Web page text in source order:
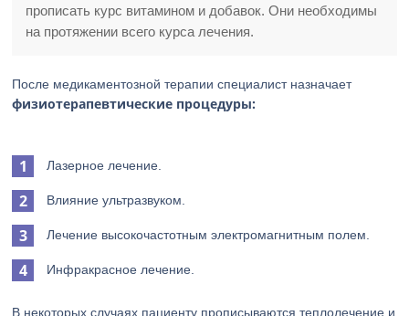
прописать курс витамином и добавок. Они необходимы
на протяжении всего курса лечения.
После медикаментозной терапии специалист назначает
физиотерапевтические процедуры:
Лазерное лечение.
Влияние ультразвуком.
Лечение высокочастотным электромагнитным полем.
Инфракрасное лечение.
В некоторых случаях пациенту прописываются теплолечение и